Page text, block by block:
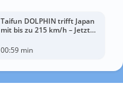
Taifun DOLPHIN trifft Japan
mit bis zu 215 km/h – Jetzt
00:59 min